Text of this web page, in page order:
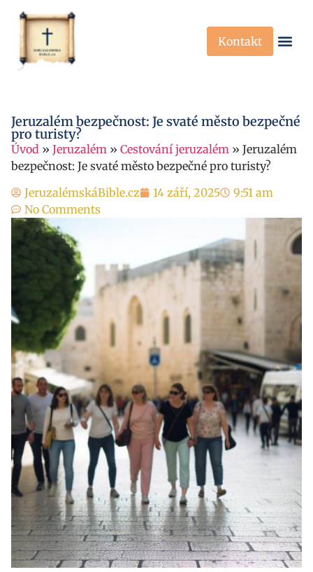
Kontakt
Jeruzalém bezpečnost: Je svaté město bezpečné
pro turisty?
Úvod » Jeruzalém » Cestování jeruzalém » Jeruzalém
bezpečnost: Je svaté město bezpečné pro turisty?
JeruzalémskáBible.cz
14 září, 2025
9:51 am
No Comments